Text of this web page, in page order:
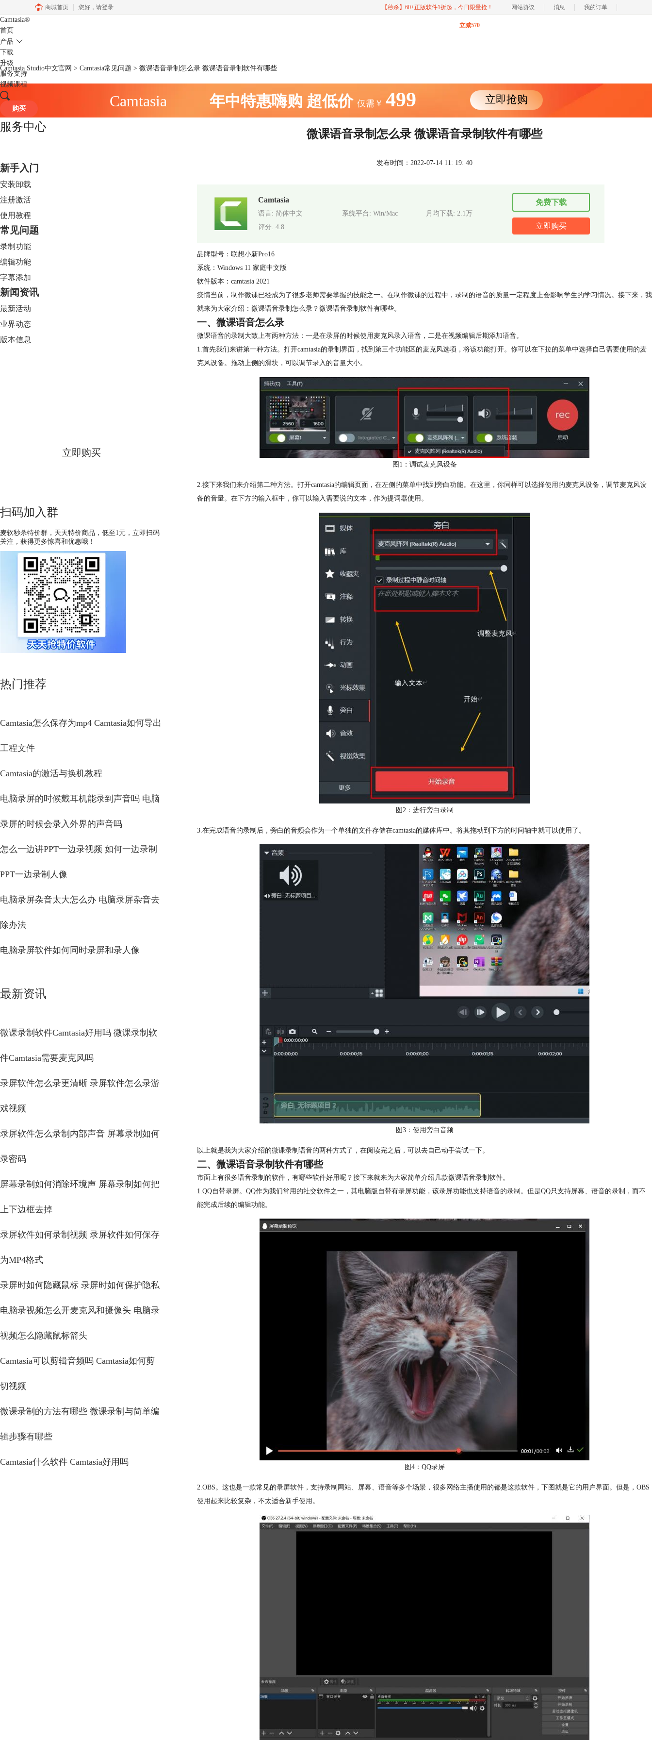
商城首页 您好， 请登录 【秒杀】60+正版软件1折起，今日限量抢！ 网站协议 消息 我的订单
Camtasia®
首页
产品
下载
升级
立减570
服务支持
视频课程
购买
Camtasia Studio中文官网 > Camtasia常见问题 > 微课语音录制怎么录 微课语音录制软件有哪些
Camtasia 年中特惠嗨购 超低价 仅需￥ 499 立即抢购
服务中心
新手入门
安装卸载
注册激活
使用教程
常见问题
录制功能
编辑功能
字幕添加
新闻资讯
最新活动
业界动态
版本信息
立即购买
扫码加入群
麦软秒杀特价群，天天特价商品，低至1元，立即扫码
关注，获得更多惊喜和优惠哦！
热门推荐
Camtasia怎么保存为mp4 Camtasia如何导出
工程文件
Camtasia的激活与换机教程
电脑录屏的时候戴耳机能录到声音吗 电脑
录屏的时候会录入外界的声音吗
怎么一边讲PPT一边录视频 如何一边录制
PPT一边录制人像
电脑录屏杂音太大怎么办 电脑录屏杂音去
除办法
电脑录屏软件如何同时录屏和录人像
最新资讯
微课录制软件Camtasia好用吗 微课录制软
件Camtasia需要麦克风吗
录屏软件怎么录更清晰 录屏软件怎么录游
戏视频
录屏软件怎么录制内部声音 屏幕录制如何
录密码
屏幕录制如何消除环境声 屏幕录制如何把
上下边框去掉
录屏软件如何录制视频 录屏软件如何保存
为MP4格式
录屏时如何隐藏鼠标 录屏时如何保护隐私
电脑录视频怎么开麦克风和摄像头 电脑录
视频怎么隐藏鼠标箭头
Camtasia可以剪辑音频吗 Camtasia如何剪
切视频
微课录制的方法有哪些 微课录制与简单编
辑步骤有哪些
Camtasia什么软件 Camtasia好用吗
微课语音录制怎么录 微课语音录制软件有哪些
发布时间：2022-07-14 11: 19: 40
Camtasia
语言: 简体中文 系统平台: Win/Mac
月均下载: 2.1万
评分: 4.8
免费下载
立即购买
品牌型号：联想小新Pro16
系统：Windows 11 家庭中文版
软件版本：camtasia 2021
疫情当前，制作微课已经成为了很多老师需要掌握的技能之一。在制作微课的过程中，录制的语音的质量一定程度上会影响学生的学习情况。接下来，我
就来为大家介绍： 微课语音录制 怎么录？微课语音录制软件有哪些。
一、微课语音怎么录
微课语音的录制大致上有两种方法：一是在录屏的时候使用麦克风录入语音，二是在视频编辑后期添加语音。
1.首先我们来讲第一种方法。打开camtasia的录制界面，找到第三个功能区的麦克风选项，将该功能打开。你可以在下拉的菜单中选择自己需要使用的麦
克风设备。拖动上侧的滑块，可以调节录入的音量大小。
图1：调试麦克风设备
2.接下来我们来介绍第二种方法。打开camtasia的编辑页面，在左侧的菜单中找到旁白功能。在这里，你同样可以选择使用的麦克风设备，调节麦克风设
备的音量。在下方的输入框中，你可以输入需要说的文本，作为提词器使用。
图2：进行旁白录制
3.在完成语音的录制后，旁白的音频会作为一个单独的文件存储在camtasia的媒体库中。将其拖动到下方的时间轴中就可以使用了。
图3：使用旁白音频
以上就是我为大家介绍的微课录制语音的两种方式了，在阅读完之后，可以去自己动手尝试一下。
二、微课语音录制软件有哪些
市面上有很多语音录制的软件，有哪些软件好用呢？接下来就来为大家简单介绍几款微课语音录制软件。
1.QQ自带录屏。QQ作为我们常用的社交软件之一，其电脑版自带有录屏功能，该录屏功能也支持语音的录制。但是QQ只支持屏幕、语音的录制，而不
能完成后续的编辑功能。
图4：QQ录屏
2.OBS。这也是一款常见的录屏软件，支持录制网站、屏幕、语音等多个场景，很多网络主播使用的都是这款软件，下图就是它的用户界面。但是，OBS
使用起来比较复杂，不太适合新手使用。